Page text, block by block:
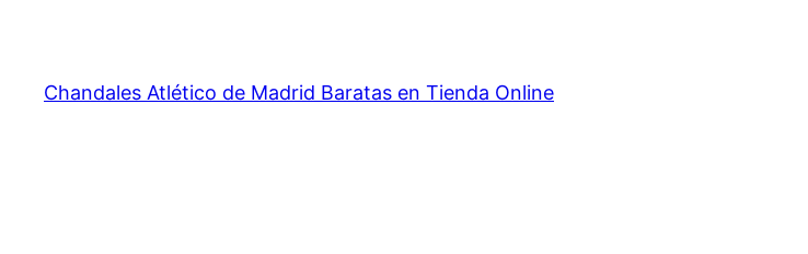
contenido
Chandales Atlético de Madrid Baratas en Tienda Online